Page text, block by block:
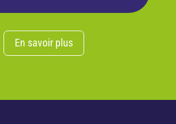
En savoir plus